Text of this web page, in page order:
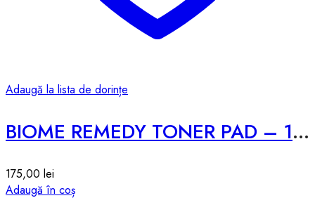
Adaugă la lista de dorințe
BIOME REMEDY TONER PAD – 180ml
175,00 lei
Adaugă în coș